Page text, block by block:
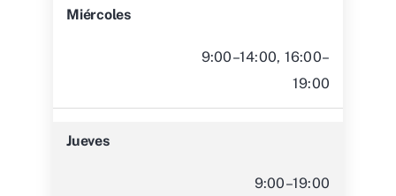
Miércoles
9:00–14:00, 16:00–
19:00
Jueves
9:00–19:00